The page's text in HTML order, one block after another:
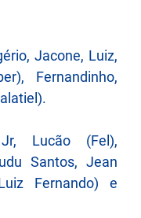
Jacone, Luiz,
Fernandinho,
Lucão (Fel),
Santos, Jean
Fernando) e